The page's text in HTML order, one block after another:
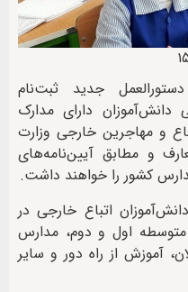
جدید ثبت‌نام
دانش‌آموزان دارای مدارک
و مهاجرین خارجی وزارت
و مطابق آیین‌نامه‌های
کشور را خواهند داشت.
اتباع خارجی در
متوسطه اول و دوم، مدارس
آموزش از راه دور و سایر